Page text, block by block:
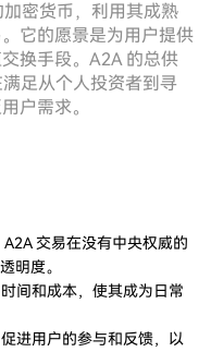
密货币，利用其成熟
它的愿景是为用户提供
换手段。A2A 的总供
足从个人投资者到寻
户需求。
交易在没有中央权威的
明度。
间和成本，使其成为日常
进用户的参与和反馈，以